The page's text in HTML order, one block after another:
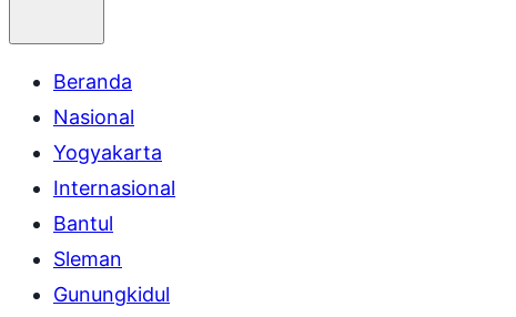
Beranda
Nasional
Yogyakarta
Internasional
Bantul
Sleman
Gunungkidul